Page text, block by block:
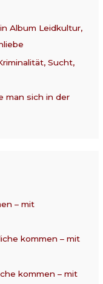
Album Leidkultur,
Sucht,
man sich in der
– mit
kommen – mit
kommen – mit